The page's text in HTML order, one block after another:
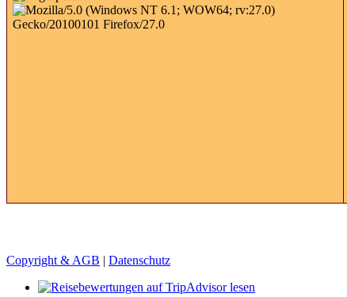
Copyright & AGB | Datenschutz